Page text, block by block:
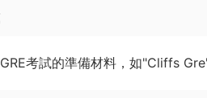
考試的準備材料，如"Cliffs